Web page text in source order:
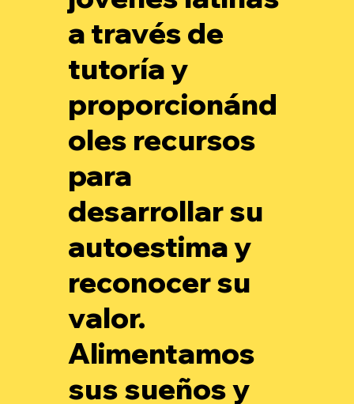
a través de
tutoría y
proporcionánd
oles recursos
para
desarrollar su
autoestima y
reconocer su
valor.
Alimentamos
sus sueños y